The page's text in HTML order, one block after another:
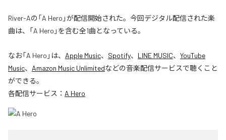
River-Aの「A Hero」が配信開始された。今回デジタル配信された楽
曲は、「A Hero」を含む全1曲となっている。
なお「A Hero 」は、 Apple Music、 Spotify、 LINE MUSIC、 YouTube
Music、 Amazon Music Unlimitedなどの音楽配信サービスで聴くこと
ができる。
各配信サービス： A Hero